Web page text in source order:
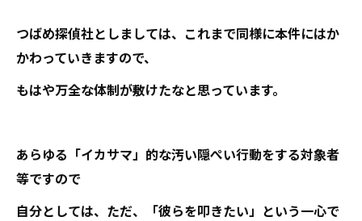
つばめ探偵社としましては、これまで同様に本件にはか
かわっていきますので、
もはや万全な体制が敷けたなと思っています。
あらゆる「イカサマ」的な汚い隠ぺい行動をする対象者
等ですので
自分としては、ただ、「彼らを叩きたい」という一心で